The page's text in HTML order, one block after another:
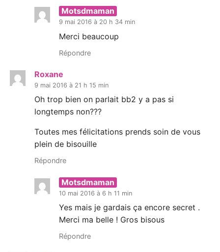
Motsdmaman
9 mai 2016 à 20 h 34 min
Merci beaucoup
Répondre
Roxane
9 mai 2016 à 21 h 15 min
Oh trop bien on parlait bb2 y a pas si
longtemps non???
Toutes mes félicitations prends soin de vous
plein de bisouille
Répondre
Motsdmaman
10 mai 2016 à 6 h 11 min
Yes mais je gardais ça encore secret .
Merci ma belle ! Gros bisous
Répondre